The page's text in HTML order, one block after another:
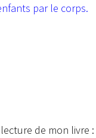
par le corps.
de mon livre :